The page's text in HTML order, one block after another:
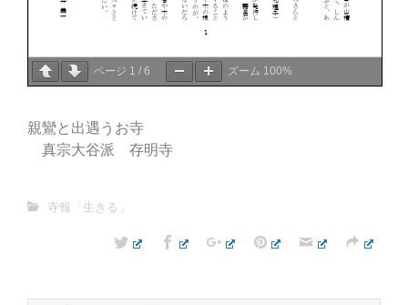
ページ 1 / 6 ズーム 100%
親鸞と出遇うお寺
真宗大谷派 存明寺
寺報「生きる」